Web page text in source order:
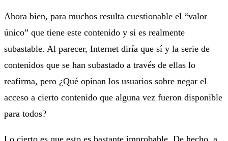
Ahora bien, para muchos resulta cuestionable el “valor
único” que tiene este contenido y si es realmente
subastable. Al parecer, Internet diría que sí y la serie de
contenidos que se han subastado a través de ellas lo
reafirma, pero ¿Qué opinan los usuarios sobre negar el
acceso a cierto contenido que alguna vez fueron disponible
para todos?
Lo cierto es que esto es bastante improbable. De hecho, a